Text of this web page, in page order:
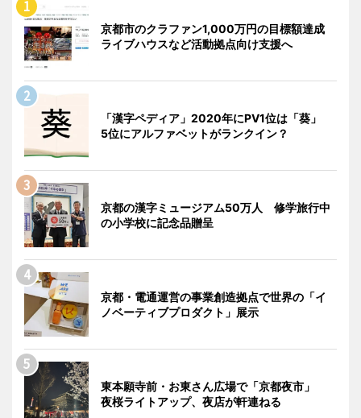
京都市のクラファン1,000万円の目標額達成
ライブハウスなど活動拠点向け支援へ
「漢字ペディア」2020年にPV1位は「葵」
5位にアルファベットがランクイン？
京都の漢字ミュージアム50万人 修学旅行中
の小学校に記念品贈呈
京都・電通運営の事業創造拠点で世界の「イ
ノベーティブプロダクト」展示
東本願寺前・お東さん広場で「京都夜市」
夜桜ライトアップ、夜店が軒連ねる